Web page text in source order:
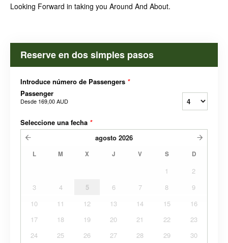
Looking Forward in taking you Around And About.
Reserve en dos simples pasos
Introduce número de Passengers *
Passenger
Desde 169,00 AUD
Seleccione una fecha *
agosto 2026
L M X J V S D
1
2
3
4 5 6 7 8
9
10
11 12 13 14 15
16
17
18 19 20 21 22
23
24
25 26 27 28 29
30